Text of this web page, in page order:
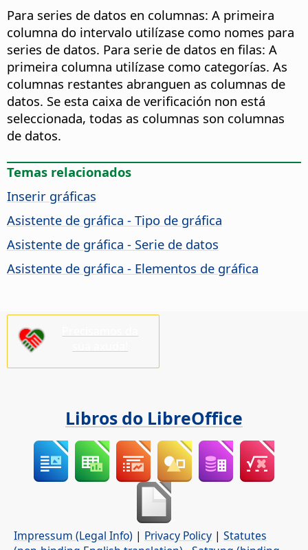
Para series de datos en columnas: A primeira
columna do intervalo utilízase como nomes para
series de datos. Para serie de datos en filas: A
primeira columna utilízase como categorías. As
columnas restantes abranguen as columnas de
datos. Se esta caixa de verificación non está
seleccionada, todas as columnas son columnas
de datos.
Temas relacionados
Inserir gráficas
Asistente de gráfica - Tipo de gráfica
Asistente de gráfica - Serie de datos
Asistente de gráfica - Elementos de gráfica
Libros do LibreOffice
Impressum (Legal Info) | Privacy Policy | Statutes